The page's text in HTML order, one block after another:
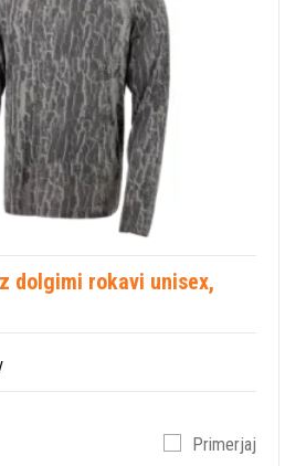
dolgimi rokavi unisex,
Primerjaj